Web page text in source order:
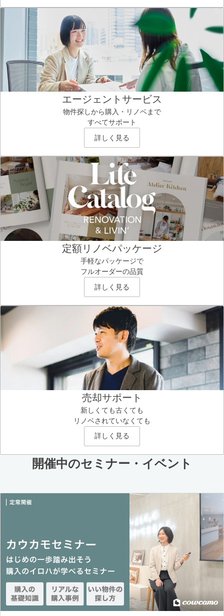
エージェントサービス
物件探しから購入・リノベまで
すべてサポート
詳しく見る
定額リノベパッケージ
手軽なパッケージで
フルオーダーの品質
詳しく見る
売却サポート
新しくても古くても
リノベされていなくても
詳しく見る
開催中のセミナー・イベント